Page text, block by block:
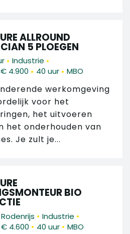
ALLROUND
5 PLOEGEN
• Industrie •
4.900 • 40 uur • MBO
werkomgeving
voor het
het uitvoeren
het onderhouden van
Je zult je...
BIO
• Industrie •
4.600 • 40 uur • MBO